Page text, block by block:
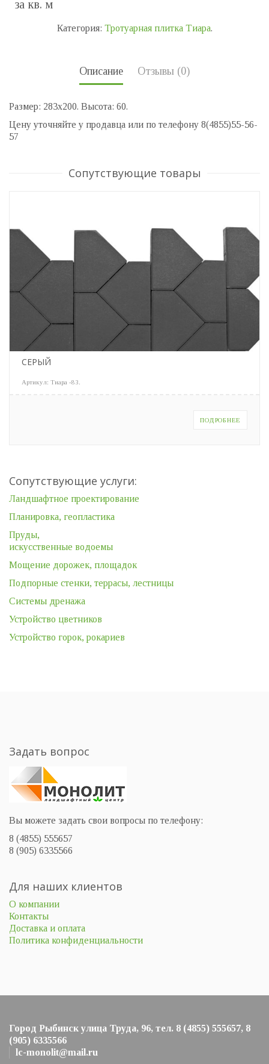
за кв. м
Категория: Тротуарная плитка Тиара.
Описание Отзывы (0)
Размер: 283х200. Высота: 60.
Цену уточняйте у продавца или по телефону 8(4855)55-56-
57
Сопутствующие товары
СЕРЫЙ
Артикул: Тиара -83
ПОДРОБНЕЕ
Сопутствующие услуги:
Ландшафтное проектирование
Планировка, геопластика
Пруды,
искусственные водоемы
Мощение дорожек, площадок
Подпорные стенки, террасы, лестницы
Системы дренажа
Устройство цветников
Устройство горок, рокариев
Задать вопрос
Вы можете задать свои вопросы по телефону:
8 (4855) 555657
8 (905) 6335566
Для наших клиентов
О компании
Контакты
Доставка и оплата
Политика конфиденциальности
Город Рыбинск улица Труда, 96, тел. 8 (4855) 555657, 8
(905) 6335566
lc-monolit@mail.ru